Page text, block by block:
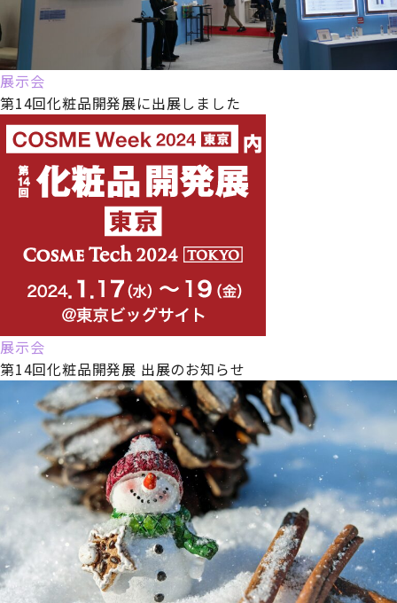
展示会
第14回化粧品開発展に出展しました
展示会
第14回化粧品開発展 出展のお知らせ